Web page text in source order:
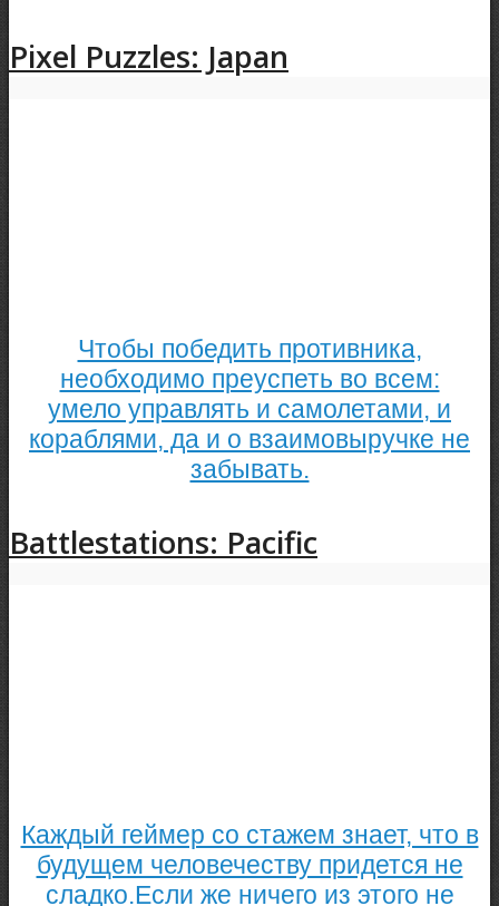
Pixel Puzzles: Japan
Чтобы победить противника,
необходимо преуспеть во всем:
умело управлять и самолетами, и
кораблями, да и о взаимовыручке не
забывать.
Battlestations: Pacific
Каждый геймер со стажем знает, что в
будущем человечеству придется не
сладко.Если же ничего из этого не